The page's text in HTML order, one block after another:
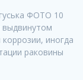
ФОТО 10
иногда
раковины